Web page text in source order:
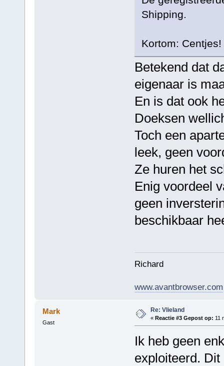
Shipping.
Kortom: Centjes!
Betekend dat
eigenaar is
En is dat ook
Doeksen
Toch een
leek, geen
Ze huren het
Enig voordeel
geen
beschikbaar
Richard
www.avantbrowser.com
Mark
Gast
Re: Vlieland
« Reactie #3 Gepost op: 11
Ik heb geen
exploiteerd.